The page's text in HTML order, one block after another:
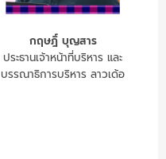
กฤษฎิ์ บุญสาร
ประธานเจ้าหน้าที่บริหาร และ
บรรณาธิการบริหาร ลาวเด้อ